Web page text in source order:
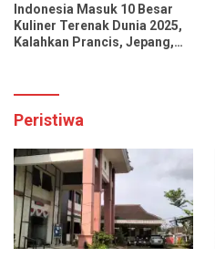
Indonesia Masuk 10 Besar
Kuliner Terenak Dunia 2025,
Kalahkan Prancis, Jepang,
Peristiwa